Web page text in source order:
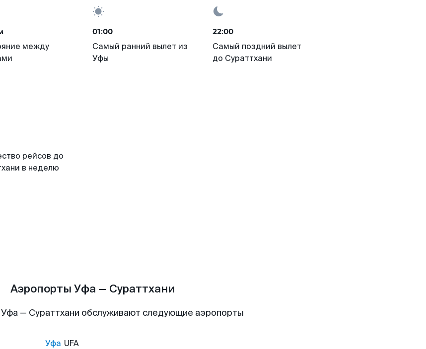
между
01:00
Самый ранний вылет из
Уфы
22:00
Самый поздний вылет
до Сураттхани
рейсов до
в неделю
Аэропорты Уфа — Сураттхани
— Сураттхани обслуживают следующие аэропорты
Уфа UFA